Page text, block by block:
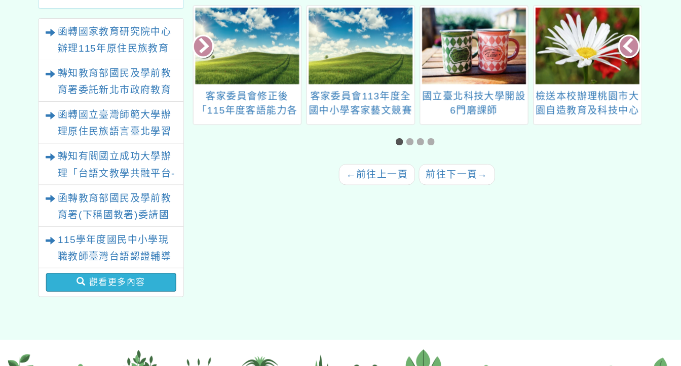
函轉國家教育研究院中心
辦理115年原住民族教育
政策研討會「原住民族教
育國際趨勢與發展」
轉知教育部國民及學前教
育署委託新北市政府教育
局辦理「115年度教師專
業成長研習實施計畫－夢
的N次方素養工作坊新北
場」計畫
函轉國立臺灣師範大學辦
理原住民族語言臺北學習
中心115年度第2期「族語
轉知有關國立成功大學辦
理「台語文教學共融平台-
函轉教育部國民及學前教
育署(下稱國教署)委請國
組G-4-6『健康學一下』
澳洲塔斯馬尼亞大學參訪
115學年度國民中小學現
職教師臺灣台語認證輔導
增能課程計畫
觀看更多內容
隆中向上教育
（以下簡稱該
理「2025從思
：第二屆怪咖
案徵選」
2026 AI 智慧教育轉型
與創新人才發展研討會
客家委員會修正後
「115年度客語能力各
級認證日程表」
客家委員會113年度全
國中小學客家藝文競賽
國立臺北科技大學開設
6門磨課師
（MOOCs）課程
檢送本校辦理桃園市大
園自造教育及科技中心
112學年度12月份教師
← 前往上一頁 前往下一頁 →